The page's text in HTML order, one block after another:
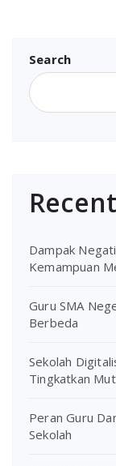
Search
Dampak
Kemampuan
Guru SMA
Berbeda
Sekolah
Tingkatkan
Peran Guru
Sekolah